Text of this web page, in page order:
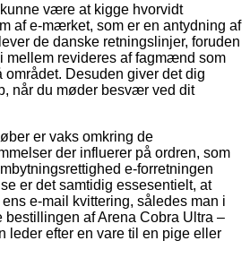
være at kigge hvorvidt
af e-mærket, som er en antydning af
de danske retningslinjer, foruden
mellem revideres af fagmænd som
området. Desuden giver det dig
når du møder besvær ved dit
er vaks omkring de
der influerer på ordren, som
e-forretningen
er det samtidig essesentielt, at
e-mail kvittering, således man i
af Arena Cobra Ultra –
leder efter en vare til en pige eller